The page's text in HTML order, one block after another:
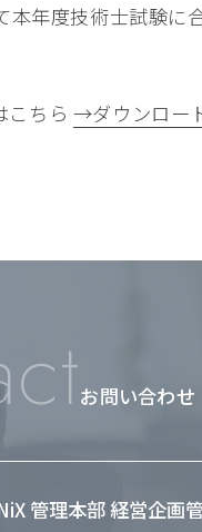
年度技術士試験
ちら →ダウンロー
お問い合わせ
管理本部 経営企画